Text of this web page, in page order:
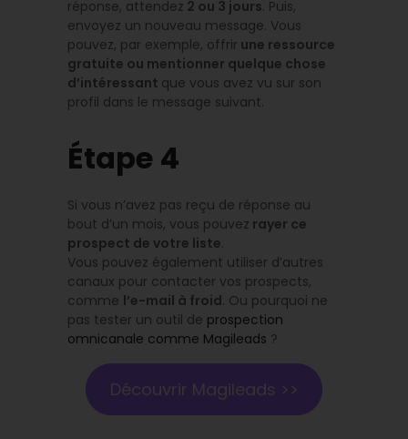
réponse, attendez 2 ou 3 jours. Puis,
envoyez un nouveau message. Vous
pouvez, par exemple, offrir une ressource
gratuite ou mentionner quelque chose
d’intéressant que vous avez vu sur son
profil dans le message suivant.
Étape 4
Si vous n’avez pas reçu de réponse au
bout d’un mois, vous pouvez rayer ce
prospect de votre liste.
Vous pouvez également utiliser d’autres
canaux pour contacter vos prospects,
comme l’e-mail à froid. Ou pourquoi ne
pas tester un outil de prospection
omnicanale comme Magileads ?
Découvrir Magileads >>